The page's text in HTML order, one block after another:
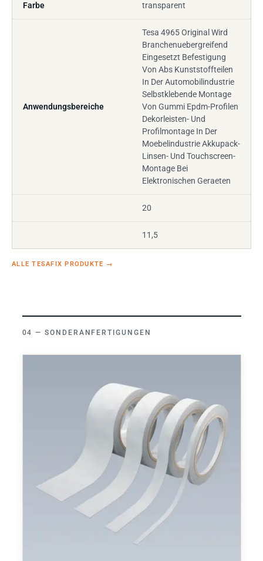
Farbe transparent
Anwendungsbereiche
Tesa 4965 Original Wird
Branchenuebergreifend
Eingesetzt Befestigung
Von Abs Kunststoffteilen
In Der Automobilindustrie
Selbstklebende Montage
Von Gummi Epdm-Profilen
Dekorleisten- Und
Profilmontage In Der
Moebelindustrie Akkupack-
Linsen- Und Touchscreen-
Montage Bei
Elektronischen Geraeten
20
11,5
ALLE TESAFIX PRODUKTE →
SONDERANFERTIGUNGEN